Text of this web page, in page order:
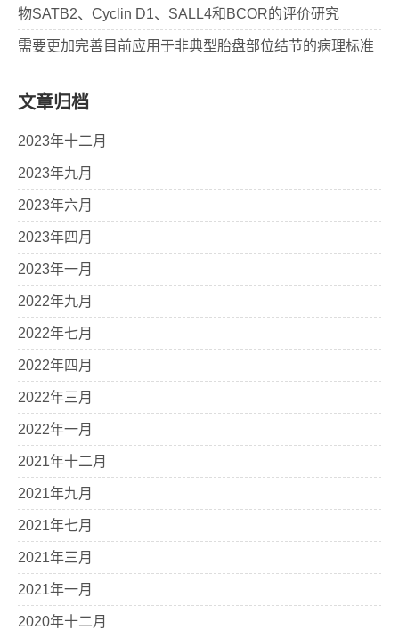
物SATB2、Cyclin D1、SALL4和BCOR的评价研究
需要更加完善目前应用于非典型胎盘部位结节的病理标准
文章归档
2023年十二月
2023年九月
2023年六月
2023年四月
2023年一月
2022年九月
2022年七月
2022年四月
2022年三月
2022年一月
2021年十二月
2021年九月
2021年七月
2021年三月
2021年一月
2020年十二月